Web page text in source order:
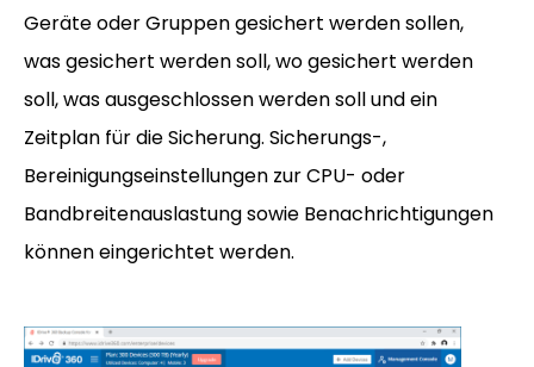
Geräte oder Gruppen gesichert werden sollen,
was gesichert werden soll, wo gesichert werden
soll, was ausgeschlossen werden soll und ein
Zeitplan für die Sicherung. Sicherungs-,
Bereinigungseinstellungen zur CPU- oder
Bandbreitenauslastung sowie Benachrichtigungen
können eingerichtet werden.